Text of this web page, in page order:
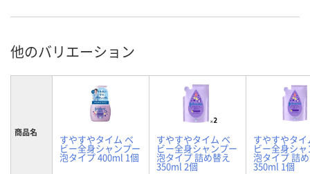
他のバリエーション
商品名
すやすやタイム ベ
ビー全身シャンプー
泡タイプ 400ml 1個
すやすやタイム ベ
ビー全身シャンプー
泡タイプ 詰め替え
350ml 2個
すやすやタイ
ビー全身シ
泡タイプ 詰
350ml 1個